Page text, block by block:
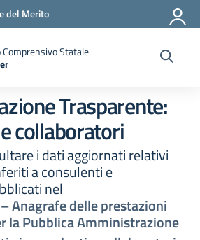
del Merito
Statale
Trasparente:
collaboratori
i dati aggiornati relativi
a consulenti e
nel
Anagrafe delle prestazioni
la Pubblica Amministrazione